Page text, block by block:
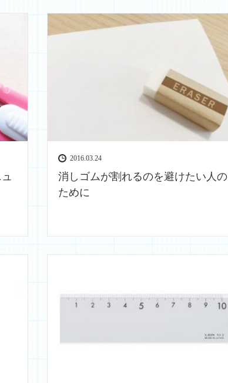
2016.03.24
消しゴムが割れるのを避けたい人の
ために